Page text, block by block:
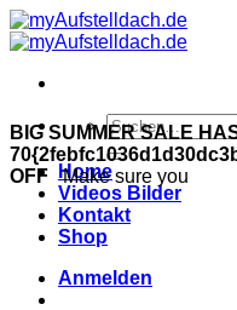
Zum
Inhalt
Suchen
nach:
Home
Videos Bilder
Kontakt
Shop
Anmelden
BIG SUMMER SALE
OFFMake sure you